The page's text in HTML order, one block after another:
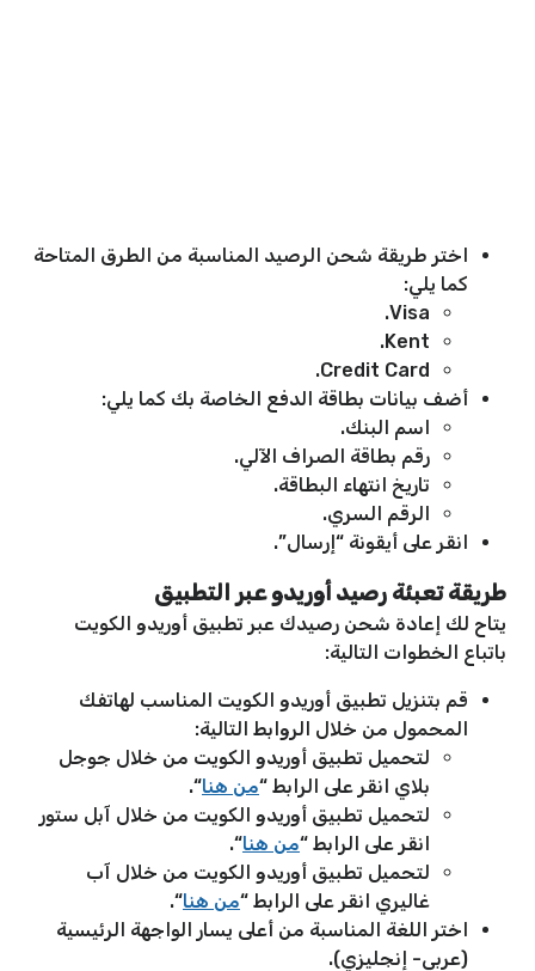
اختر طريقة شحن الرصيد المناسبة من الطرق المتاحة
كما يلي:
Visa.
Kent.
Credit Card.
أضف بيانات بطاقة الدفع الخاصة بك كما يلي:
اسم البنك.
رقم بطاقة الصراف الآلي.
تاريخ انتهاء البطاقة.
الرقم السري.
انقر على أيقونة “إرسال”.
طريقة تعبئة رصيد أوريدو عبر التطبيق
يتاح لك إعادة شحن رصيدك عبر تطبيق أوريدو الكويت
باتباع الخطوات التالية:
قم بتنزيل تطبيق أوريدو الكويت المناسب لهاتفك
المحمول من خلال الروابط التالية:
لتحميل تطبيق أوريدو الكويت من خلال جوجل
بلاي انقر على الرابط “من هنا“.
لتحميل تطبيق أوريدو الكويت من خلال آبل ستور
انقر على الرابط “من هنا“.
لتحميل تطبيق أوريدو الكويت من خلال آب
غاليري انقر على الرابط “من هنا“.
اختر اللغة المناسبة من أعلى يسار الواجهة الرئيسية
(عربي- إنجليزي).